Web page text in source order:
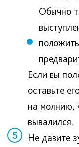
Обычно
Если вы
оставьте
на молнию,
вывалился.
5
Не давите